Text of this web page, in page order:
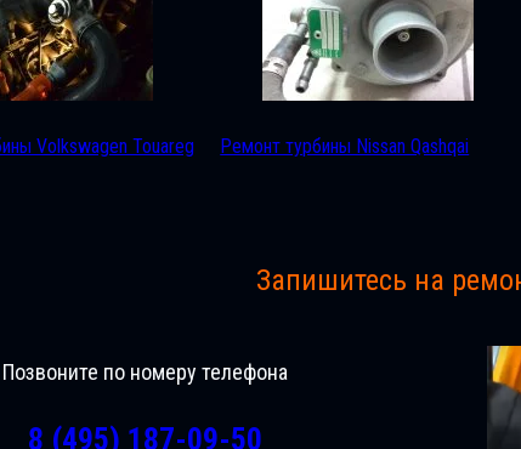
Volkswagen Touareg Ремонт турбины Nissan Qashqai
Запишитесь на
Позвоните по номеру телефона
8 (495) 187-09-50